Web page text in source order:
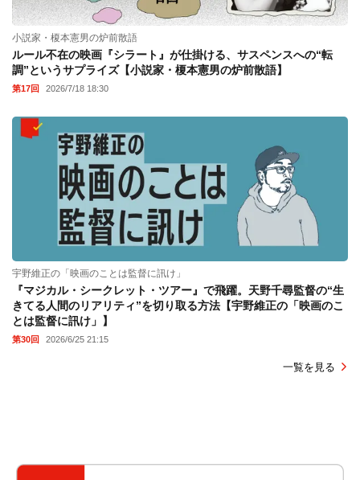
小説家・榎本憲男の炉前散語
ルール不在の映画『シラート』が仕掛ける、サスペンスへの“転
調”というサプライズ【小説家・榎本憲男の炉前散語】
第17回 2026/7/18 18:30
宇野維正の「映画のことは監督に訊け」
『マジカル・シークレット・ツアー』で飛躍。天野千尋監督の“生
きてる人間のリアリティ”を切り取る方法【宇野維正の「映画のこ
とは監督に訊け」】
第30回 2026/6/25 21:15
一覧を見る